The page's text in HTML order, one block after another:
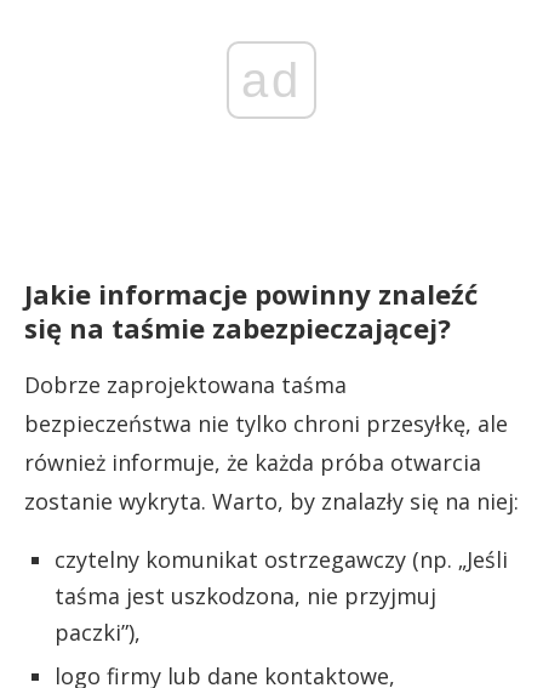
ad
Jakie informacje powinny znaleźć
się na taśmie zabezpieczającej?
Dobrze zaprojektowana taśma
bezpieczeństwa nie tylko chroni przesyłkę, ale
również informuje, że każda próba otwarcia
zostanie wykryta. Warto, by znalazły się na niej:
czytelny komunikat ostrzegawczy (np. „Jeśli
taśma jest uszkodzona, nie przyjmuj
paczki”),
logo firmy lub dane kontaktowe,